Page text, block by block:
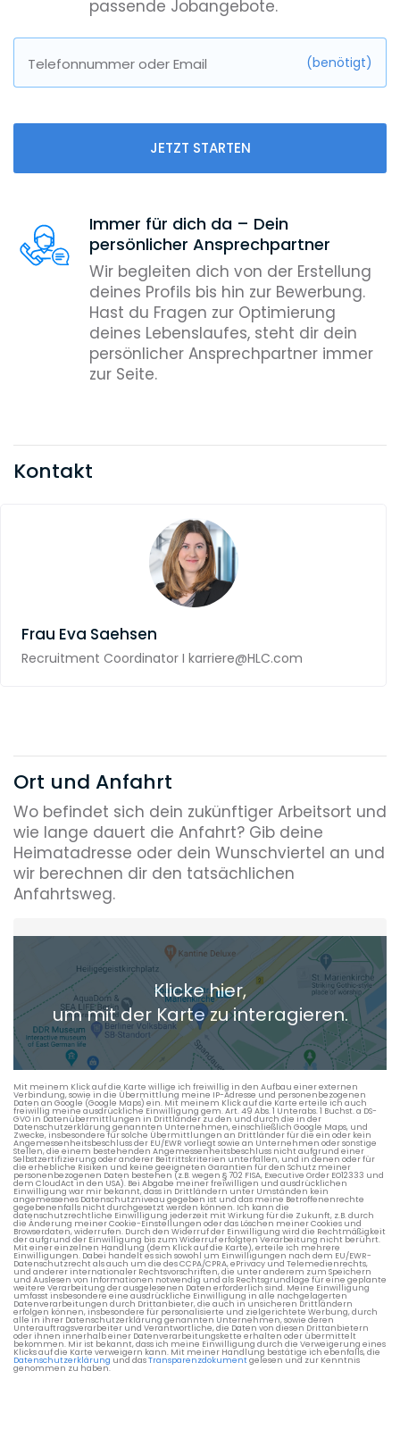
passende Jobangebote.
Telefonnummer oder Email (benötigt)
JETZT STARTEN
Immer für dich da – Dein
persönlicher Ansprechpartner
Wir begleiten dich von der Erstellung
deines Profils bis hin zur Bewerbung.
Hast du Fragen zur Optimierung
deines Lebenslaufes, steht dir dein
persönlicher Ansprechpartner immer
zur Seite.
Kontakt
Frau Eva Saehsen
Recruitment Coordinator I karriere@HLC.com
Ort und Anfahrt
Wo befindet sich dein zukünftiger Arbeitsort und
wie lange dauert die Anfahrt? Gib deine
Heimatadresse oder dein Wunschviertel an und
wir berechnen dir den tatsächlichen
Anfahrtsweg.
Heimatadresse oder Wunschort
+ Aktuellen Standort hinzufügen
Die berechneten Anreisezeiten basieren auf den
Verkehrsdaten eines typischen Dienstag morgens um 8:30.
Klicke hier,
um mit der Karte zu interagieren.
Mit meinem Klick auf die Karte willige ich freiwillig in den Aufbau einer externen
Verbindung, sowie in die Übermittlung meine IP-Adresse und personenbezogenen
Daten an Google (Google Maps) ein. Mit meinem Klick auf die Karte erteile ich auch
freiwillig meine ausdrückliche Einwilligung gem. Art. 49 Abs. 1 Unterabs. 1 Buchst. a DS-
GVO in Datenübermittlungen in Drittländer zu den und durch die in der
Datenschutzerklärung genannten Unternehmen, einschließlich Google Maps, und
Zwecke, insbesondere für solche Übermittlungen an Drittländer für die ein oder kein
Angemessenheitsbeschluss der EU/EWR vorliegt sowie an Unternehmen oder sonstige
Stellen, die einem bestehenden Angemessenheitsbeschluss nicht aufgrund einer
Selbstzertifizierung oder anderer Beitrittskriterien unterfallen, und in denen oder für
die erhebliche Risiken und keine geeigneten Garantien für den Schutz meiner
personenbezogenen Daten bestehen (z.B. wegen § 702 FISA, Executive Order EO12333 und
dem CloudAct in den USA). Bei Abgabe meiner freiwilligen und ausdrücklichen
Einwilligung war mir bekannt, dass in Drittländern unter Umständen kein
angemessenes Datenschutzniveau gegeben ist und das meine Betroffenenrechte
gegebenenfalls nicht durchgesetzt werden können. Ich kann die
datenschutzrechtliche Einwilligung jederzeit mit Wirkung für die Zukunft, z.B. durch
die Änderung meiner Cookie-Einstellungen oder das Löschen meiner Cookies und
Browserdaten, widerrufen. Durch den Widerruf der Einwilligung wird die Rechtmäßigkeit
der aufgrund der Einwilligung bis zum Widerruf erfolgten Verarbeitung nicht berührt.
Mit einer einzelnen Handlung (dem Klick auf die Karte), erteile ich mehrere
Einwilligungen. Dabei handelt es sich sowohl um Einwilligungen nach dem EU/EWR-
Datenschutzrecht als auch um die des CCPA/CPRA, ePrivacy und Telemedienrechts,
und anderer internationaler Rechtsvorschriften, die unter anderem zum Speichern
und Auslesen von Informationen notwendig und als Rechtsgrundlage für eine geplante
weitere Verarbeitung der ausgelesenen Daten erforderlich sind. Meine Einwilligung
umfasst insbesondere eine ausdrückliche Einwilligung in alle nachgelagerten
Datenverarbeitungen durch Drittanbieter, die auch in unsicheren Drittländern
erfolgen können, insbesondere für personalisierte und zielgerichtete Werbung, durch
alle in ihrer Datenschutzerklärung genannten Unternehmen, sowie deren
Unterauftragsverarbeiter und Verantwortliche, die Daten von diesen Drittanbietern
oder ihnen innerhalb einer Datenverarbeitungskette erhalten oder übermittelt
bekommen. Mir ist bekannt, dass ich meine Einwilligung durch die Verweigerung eines
Klicks auf die Karte verweigern kann. Mit meiner Handlung bestätige ich ebenfalls, die
Datenschutzerklärung und dasTransparenzdokumentgelesen und zur Kenntnis
genommen zu haben.